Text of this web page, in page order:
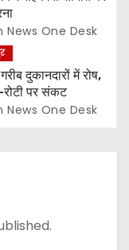
News One Desk
दुकानदारों में रोष,
रोटी पर संकट
News One Desk